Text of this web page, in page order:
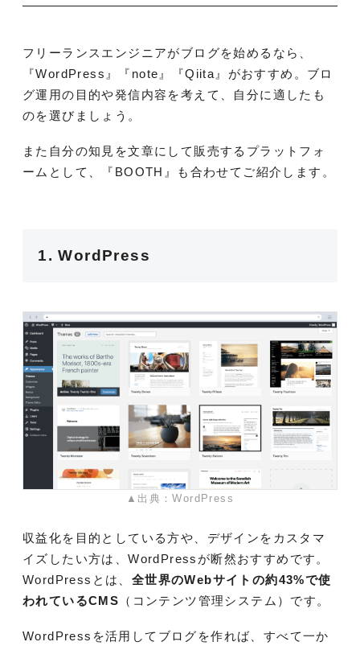
フリーランスエンジニアがブログを始めるなら、
『WordPress』『note』『Qiita』がおすすめ。ブロ
グ運用の目的や発信内容を考えて、自分に適したも
のを選びましょう。
また自分の知見を文章にして販売するプラットフォ
ームとして、『BOOTH』も合わせてご紹介します。
1. WordPress
▲出典：WordPress
収益化を目的としている方や、デザインをカスタマ
イズしたい方は、WordPressが断然おすすめです。
WordPressとは、 全世界のWebサイトの約43%で使
われているCMS （コンテンツ管理システム）です。
WordPressを活用してブログを作れば、すべて一か